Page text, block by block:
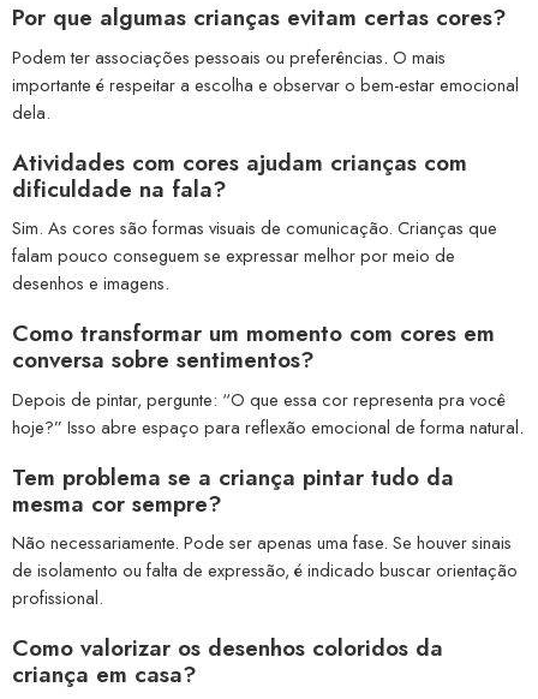
Por que algumas crianças evitam certas cores?
Podem ter associações pessoais ou preferências. O mais
importante é respeitar a escolha e observar o bem-estar emocional
dela.
Atividades com cores ajudam crianças com
dificuldade na fala?
Sim. As cores são formas visuais de comunicação. Crianças que
falam pouco conseguem se expressar melhor por meio de
desenhos e imagens.
Como transformar um momento com cores em
conversa sobre sentimentos?
Depois de pintar, pergunte: “O que essa cor representa pra você
hoje?” Isso abre espaço para reflexão emocional de forma natural.
Tem problema se a criança pintar tudo da
mesma cor sempre?
Não necessariamente. Pode ser apenas uma fase. Se houver sinais
de isolamento ou falta de expressão, é indicado buscar orientação
profissional.
Como valorizar os desenhos coloridos da
criança em casa?